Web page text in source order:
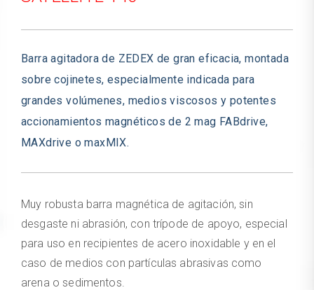
Barra agitadora de ZEDEX de gran eficacia, montada
sobre cojinetes, especialmente indicada para
grandes volúmenes, medios viscosos y potentes
accionamientos magnéticos de 2 mag FABdrive,
MAXdrive o maxMIX.
Muy robusta barra magnética de agitación, sin
desgaste ni abrasión, con trípode de apoyo, especial
para uso en recipientes de acero inoxidable y en el
caso de medios con partículas abrasivas como
arena o sedimentos.